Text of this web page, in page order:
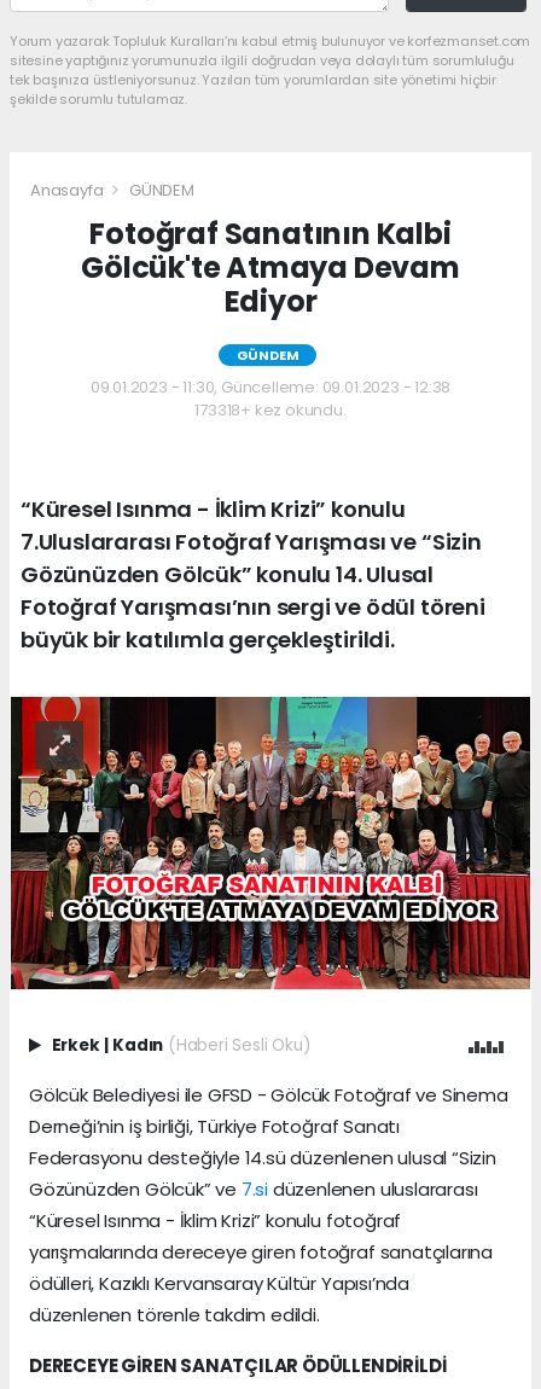
Yorum yazarak Topluluk Kuralları’nı kabul etmiş bulunuyor ve korfezmanset.com
sitesine yaptığınız yorumunuzla ilgili doğrudan veya dolaylı tüm sorumluluğu
tek başınıza üstleniyorsunuz. Yazılan tüm yorumlardan site yönetimi hiçbir
şekilde sorumlu tutulamaz.
Anasayfa GÜNDEM
Fotoğraf Sanatının Kalbi
Gölcük'te Atmaya Devam
Ediyor
GÜNDEM
09.01.2023 - 11:30, Güncelleme: 09.01.2023 - 12:38
173318+ kez okundu.
“Küresel Isınma - İklim Krizi” konulu
7.Uluslararası Fotoğraf Yarışması ve “Sizin
Gözünüzden Gölcük” konulu 14. Ulusal
Fotoğraf Yarışması’nın sergi ve ödül töreni
büyük bir katılımla gerçekleştirildi.
Erkek | Kadın (Haberi Sesli Oku)
Gölcük Belediyesi ile GFSD - Gölcük Fotoğraf ve Sinema
Derneği’nin iş birliği, Türkiye Fotoğraf Sanatı
Federasyonu desteğiyle 14.sü düzenlenen ulusal “Sizin
Gözünüzden Gölcük” ve 7.sidüzenlenen uluslararası
“Küresel Isınma - İklim Krizi” konulu fotoğraf
yarışmalarında dereceye giren fotoğraf sanatçılarına
ödülleri, Kazıklı Kervansaray Kültür Yapısı’nda
düzenlenen törenle takdim edildi.
DERECEYE GİREN SANATÇILAR ÖDÜLLENDİRİLDİ